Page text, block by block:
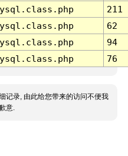
211
62
94
76
记录, 由此给您带来的访问不便我
意.